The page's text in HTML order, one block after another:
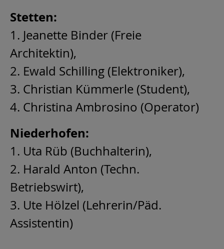
Stetten:
1. Jeanette Binder (Freie
Architektin),
2. Ewald Schilling (Elektroniker),
3. Christian Kümmerle (Student),
4. Christina Ambrosino (Operator)
Niederhofen:
1. Uta Rüb (Buchhalterin),
2. Harald Anton (Techn.
Betriebswirt),
3. Ute Hölzel (Lehrerin/Päd.
Assistentin)